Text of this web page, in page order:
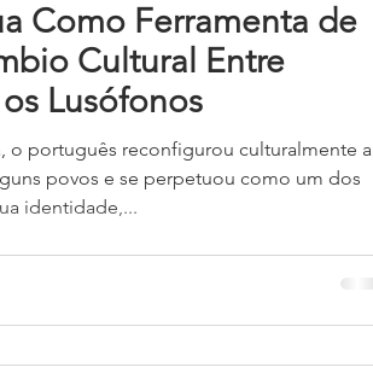
Como Ferramenta de
Cultural Entre
Lusófonos
o português reconfigurou culturalmente a
povos e se perpetuou como um dos
identidade,...